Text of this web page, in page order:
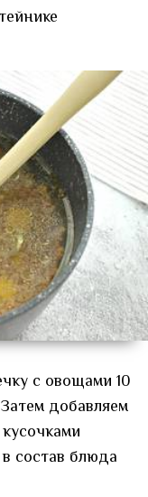
с овощами 10
добавляем
состав блюда